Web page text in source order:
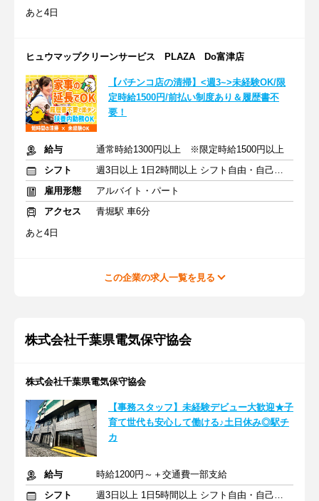
あと4日
ヒュウマップクリーンサービス PLAZA Do富津店
【パチンコ店の清掃】<週3~>未経験OK/限
定時給1500円/前払い制度あり＆履歴書不
要！
給与
通常時給1300円以上 ※限定時給1500円以上
シフト
週3日以上 1日2時間以上 シフト自由・自己申告
雇用形態
アルバイト・パート
アクセス
青堀駅 車6分
あと4日
この企業の求人一覧を見る
株式会社千葉県電気保守協会
株式会社千葉県電気保守協会
【事務スタッフ】未経験デビュー大歓迎★子
育て世代も安心して働ける♪土日休み◎駅チ
カ
給与
時給1200円～＋交通費一部支給
シフト
週3日以上 1日5時間以上 シフト自由・自己申告